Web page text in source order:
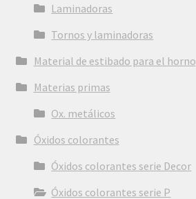
Laminadoras
Tornos y laminadoras
Material de estibado para el horno
Materias primas
Ox. metálicos
Óxidos colorantes
Óxidos colorantes serie Decor
Óxidos colorantes serie P